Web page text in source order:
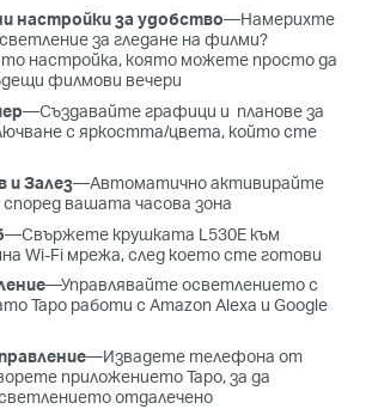
настройки за удобство—Намерихте
за гледане на филми?
настройка, която можете просто да
филмови вечери
—Създавайте графици и планове за
с яркостта/цвета, който сте
и Залез—Автоматично активирайте
вашата часова зона
—Свържете крушката L530E към
Wi-Fi мрежа, след което сте готови
—Управлявайте осветлението с
Tapo работи с Amazon Alexa и Google
—Извадете телефона от
приложението Tapo, за да
отдалечено